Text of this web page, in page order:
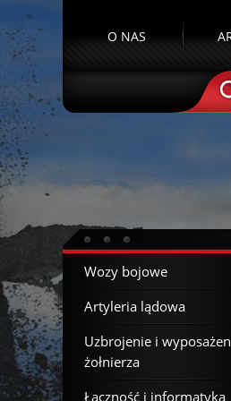
O NAS
Wozy bojowe
Artyleria lądowa
Uzbrojenie i
żołnierza
Łączność i informatyka